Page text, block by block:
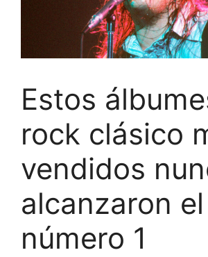
Estos
rock clásico
vendidos
alcanzaron el
número 1